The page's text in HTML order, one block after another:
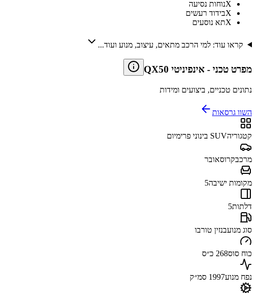
Xנוחות נסיעה
Xבידוד רעשים
Xתא נוסעים
קראו עוד: למי הרכב מתאים, עיצוב, מנוע ועוד...
מפרט טכני - אינפיניטי QX50
נתונים טכניים, ביצועים ומידות
השוו גרסאות
קטגוריהSUV בינוני פרימיום
מרכבקרוסאובר
מקומות ישיבה5
דלתות5
סוג מנועבנזין טורבו
כוח סוס268 כ״ס
נפח מנוע1997 סמ״ק